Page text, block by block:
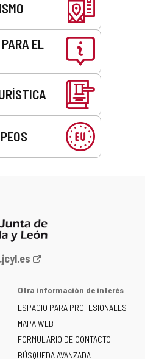
EL
Otra información de interés
ESPACIO PARA PROFESIONALES
MAPA WEB
FORMULARIO DE CONTACTO
BÚSQUEDA AVANZADA